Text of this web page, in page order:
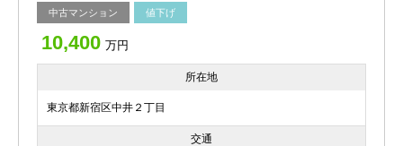
中古マンション 値下げ
10,400 万円
所在地
東京都新宿区中井２丁目
交通